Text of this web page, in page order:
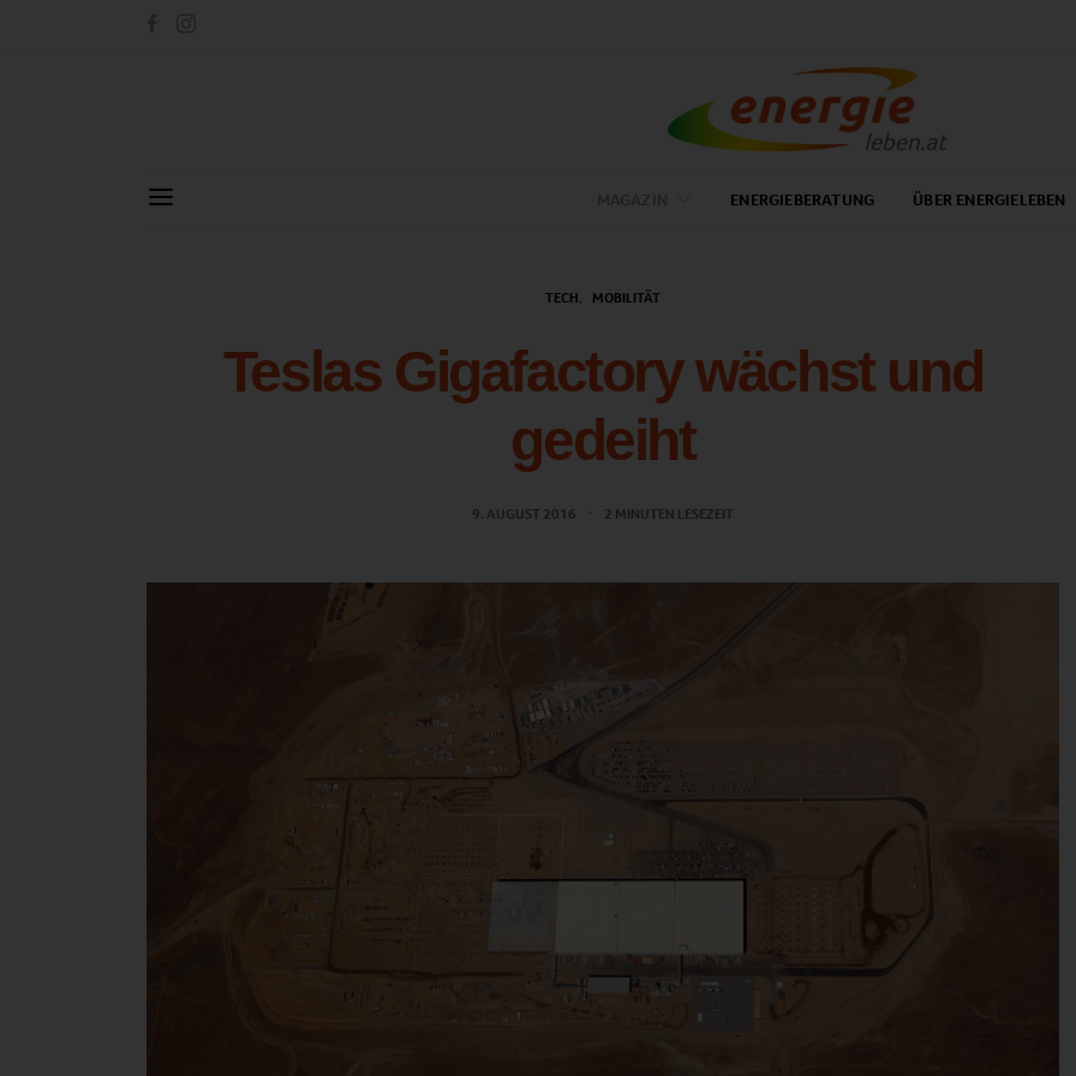
ENERGIEBERATUNG ÜBER ENERGIELEBEN
TECH MOBILITÄT
Teslas Gigafactory wächst und
gedeiht
9. AUGUST 2016 2 MINUTEN LESEZEIT